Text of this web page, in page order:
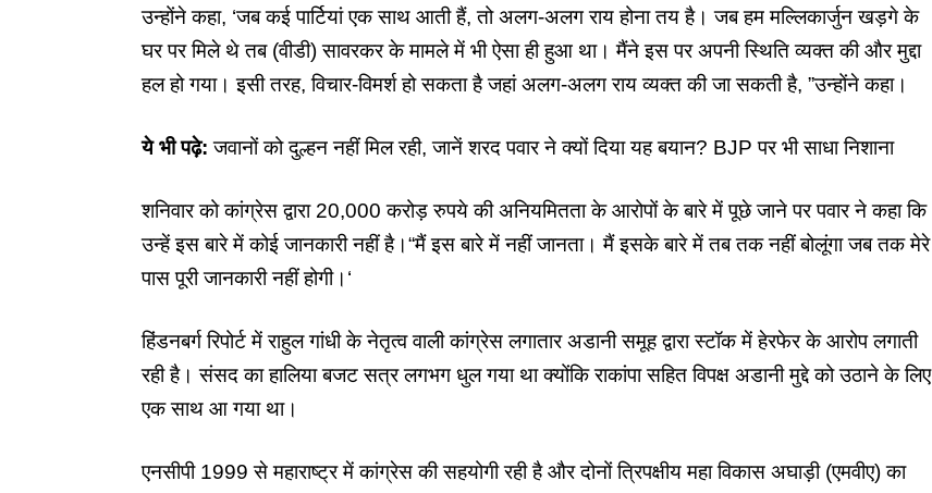
उन्होंने कहा, ‘जब कई पार्टियां एक साथ आती हैं, तो अलग-अलग राय होना तय है। जब हम मल्लिकार्जुन खड़गे के
घर पर मिले थे तब (वीडी) सावरकर के मामले में भी ऐसा ही हुआ था। मैंने इस पर अपनी स्थिति व्यक्त की और मुद्दा
हल हो गया। इसी तरह, विचार-विमर्श हो सकता है जहां अलग-अलग राय व्यक्त की जा सकती है, ”उन्होंने कहा।
ये भी पढ़े: जवानों को दुल्हन नहीं मिल रही, जानें शरद पवार ने क्यों दिया यह बयान? BJP पर भी साधा निशाना
शनिवार को कांग्रेस द्वारा 20,000 करोड़ रुपये की अनियमितता के आरोपों के बारे में पूछे जाने पर पवार ने कहा कि
उन्हें इस बारे में कोई जानकारी नहीं है।“मैं इस बारे में नहीं जानता। मैं इसके बारे में तब तक नहीं बोलूंगा जब तक मेरे
पास पूरी जानकारी नहीं होगी।‘
हिंडनबर्ग रिपोर्टमें राहुल गांधी के नेतृत्व वाली कांग्रेस लगातार अडानी समूह द्वारा स्टॉक में हेरफेर के आरोप लगाती
रही है। संसद का हालिया बजट सत्र लगभग धुल गया था क्योंकि राकांपा सहित विपक्ष अडानी मुद्दे को उठाने के लिए
एक साथ आ गया था।
एनसीपी 1999 से महाराष्ट्र में कांग्रेस की सहयोगी रही है और दोनों त्रिपक्षीय महा विकास अघाड़ी (एमवीए) का